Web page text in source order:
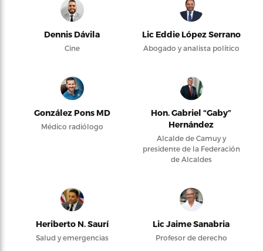
Dennis Dávila
Cine
Lic Eddie López Serrano
Abogado y analista político
González Pons MD
Médico radiólogo
Hon. Gabriel “Gaby”
Hernández
Alcalde de Camuy y
presidente de la Federación
de Alcaldes
Heriberto N. Saurí
Salud y emergencias
Lic Jaime Sanabria
Profesor de derecho